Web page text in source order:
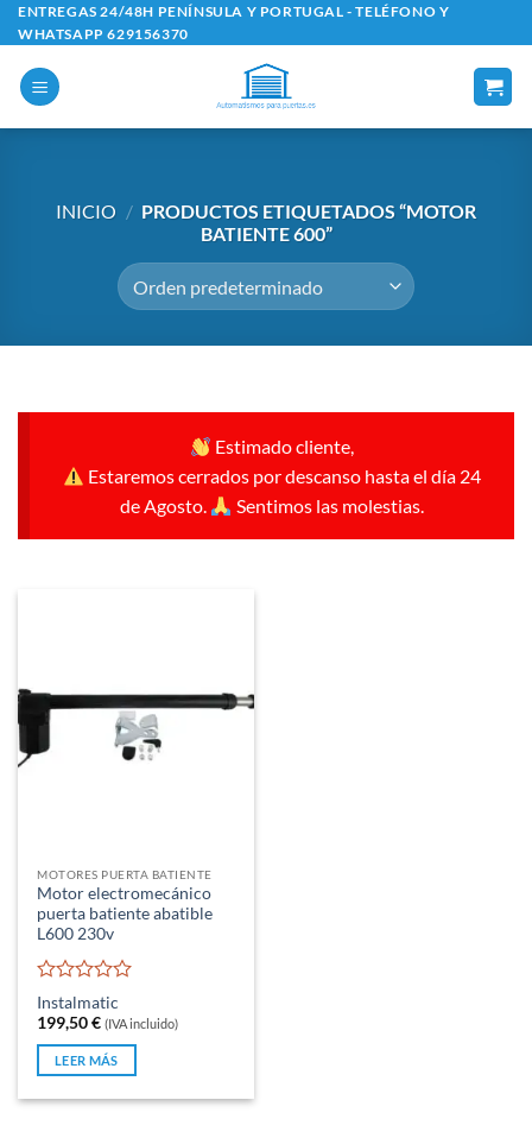
Saltar
al
contenido
ENTREGAS 24/48H PENÍNSULA Y PORTUGAL - TELÉFONO Y
WHATSAPP 629156370
INICIO / PRODUCTOS ETIQUETADOS “MOTOR
BATIENTE 600”
Estimado cliente,
Estaremos cerrados por descanso hasta el día 24
de Agosto.
Sentimos las molestias.
MOTORES PUERTA BATIENTE
Motor electromecánico
puerta batiente abatible
L600 230v
Valorado
con
0
de
5
Instalmatic
199,50€ (IVA incluido)
LEER MÁS